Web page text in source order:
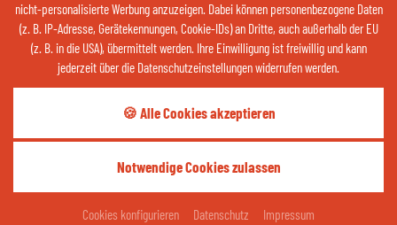
nicht-personalisierte Werbung anzuzeigen. Dabei können personenbezogene Daten
(z. B. IP-Adresse, Gerätekennungen, Cookie-IDs) an Dritte, auch außerhalb der EU
(z. B. in die USA), übermittelt werden. Ihre Einwilligung ist freiwillig und kann
jederzeit über die Datenschutzeinstellungen widerrufen werden.
🍪 Alle Cookies akzeptieren
Notwendige Cookies zulassen
Cookies konfigurieren Datenschutz Impressum
ZUM WETTER
Kontaktieren Sie uns jetzt über Whatsapp:
QR-CODE ÖFFNEN
Teilen Sie Ihre Glücksmomente:
ANFRAGEN BUCHEN